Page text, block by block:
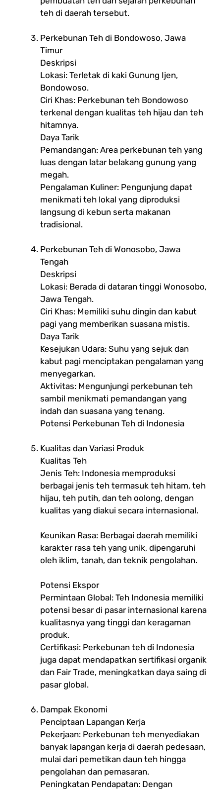
teh di daerah tersebut.
Perkebunan Teh di Bondowoso, Jawa
Timur
Deskripsi
Lokasi: Terletak di kaki Gunung Ijen,
Bondowoso.
Ciri Khas: Perkebunan teh Bondowoso
terkenal dengan kualitas teh hijau dan teh
hitamnya.
Daya Tarik
Pemandangan: Area perkebunan teh yang
luas dengan latar belakang gunung yang
megah.
Pengalaman Kuliner: Pengunjung dapat
menikmati teh lokal yang diproduksi
langsung di kebun serta makanan
tradisional.
Perkebunan Teh di Wonosobo, Jawa
Tengah
Deskripsi
Lokasi: Berada di dataran tinggi Wonosobo,
Jawa Tengah.
Ciri Khas: Memiliki suhu dingin dan kabut
pagi yang memberikan suasana mistis.
Daya Tarik
Kesejukan Udara: Suhu yang sejuk dan
kabut pagi menciptakan pengalaman yang
menyegarkan.
Aktivitas: Mengunjungi perkebunan teh
sambil menikmati pemandangan yang
indah dan suasana yang tenang.
Potensi Perkebunan Teh di Indonesia
Kualitas dan Variasi Produk
Kualitas Teh
Jenis Teh: Indonesia memproduksi
berbagai jenis teh termasuk teh hitam, teh
hijau, teh putih, dan teh oolong, dengan
kualitas yang diakui secara internasional.
Keunikan Rasa: Berbagai daerah memiliki
karakter rasa teh yang unik, dipengaruhi
oleh iklim, tanah, dan teknik pengolahan.
Potensi Ekspor
Permintaan Global: Teh Indonesia memiliki
potensi besar di pasar internasional karena
kualitasnya yang tinggi dan keragaman
produk.
Certifikasi: Perkebunan teh di Indonesia
juga dapat mendapatkan sertifikasi organik
dan Fair Trade, meningkatkan daya saing di
pasar global.
Dampak Ekonomi
Penciptaan Lapangan Kerja
Pekerjaan: Perkebunan teh menyediakan
banyak lapangan kerja di daerah pedesaan,
mulai dari pemetikan daun teh hingga
pengolahan dan pemasaran.
Peningkatan Pendapatan: Dengan